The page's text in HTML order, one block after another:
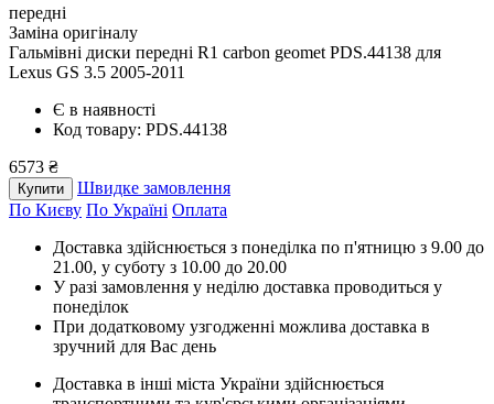
передні
Заміна оригіналу
Гальмівні диски передні R1 carbon geomet PDS.44138 для
Lexus GS 3.5 2005-2011
Є в наявності
Код товару: PDS.44138
6573 ₴
Купити
Швидке замовлення
По Києву По Україні Оплата
Доставка здійснюється з понеділка по п'ятницю з 9.00 до
21.00, у суботу з 10.00 до 20.00
У разі замовлення у неділю доставка проводиться у
понеділок
При додатковому узгодженні можлива доставка в
зручний для Вас день
Доставка в інші міста України здійснюється